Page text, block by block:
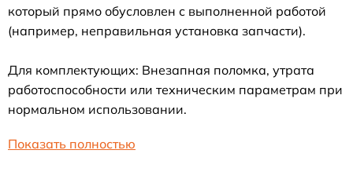
который прямо обусловлен с выполненной работой
(например, неправильная установка запчасти).
Для комплектующих: Внезапная поломка, утрата
работоспособности или техническим параметрам при
нормальном использовании.
Показать полностью